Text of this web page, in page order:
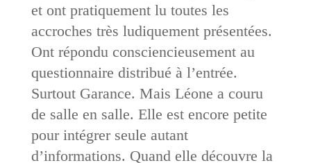
et ont pratiquement lu toutes les
accroches très ludiquement présentées.
Ont répondu consciencieusement au
questionnaire distribué à l’entrée.
Surtout Garance. Mais Léone a couru
de salle en salle. Elle est encore petite
pour intégrer seule autant
d’informations. Quand elle découvre la